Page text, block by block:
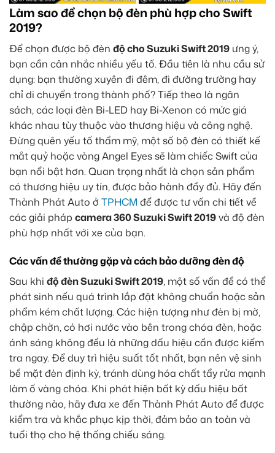
Làm sao để chọn bộ đèn phù hợp cho Swift
2019?
Để chọn được bộ đèn độ cho Suzuki Swift 2019 ưng ý,
bạn cần cân nhắc nhiều yếu tố. Đầu tiên là nhu cầu sử
dụng: bạn thường xuyên đi đêm, đi đường trường hay
chỉ di chuyển trong thành phố? Tiếp theo là ngân
sách, các loại đèn Bi-LED hay Bi-Xenon có mức giá
khác nhau tùy thuộc vào thương hiệu và công nghệ.
Đừng quên yếu tố thẩm mỹ, một số bộ đèn có thiết kế
mắt quỷ hoặc vòng Angel Eyes sẽ làm chiếc Swift của
bạn nổi bật hơn. Quan trọng nhất là chọn sản phẩm
có thương hiệu uy tín, được bảo hành đầy đủ. Hãy đến
Thành Phát Auto ở TPHCM để được tư vấn chi tiết về
các giải pháp camera 360 Suzuki Swift 2019và độ đèn
phù hợp nhất với xe của bạn.
Các vấn đề thường gặp và cách bảo dưỡng đèn độ
Sau khi độ đèn Suzuki Swift 2019, một số vấn đề có thể
phát sinh nếu quá trình lắp đặt không chuẩn hoặc sản
phẩm kém chất lượng. Các hiện tượng như đèn bị mờ,
chập chờn, có hơi nước vào bên trong chóa đèn, hoặc
ánh sáng không đều là những dấu hiệu cần được kiểm
tra ngay. Để duy trì hiệu suất tốt nhất, bạn nên vệ sinh
bề mặt đèn định kỳ, tránh dùng hóa chất tẩy rửa mạnh
làm ố vàng chóa. Khi phát hiện bất kỳ dấu hiệu bất
thường nào, hãy đưa xe đến Thành Phát Auto để được
kiểm tra và khắc phục kịp thời, đảm bảo an toàn và
tuổi thọ cho hệ thống chiếu sáng.